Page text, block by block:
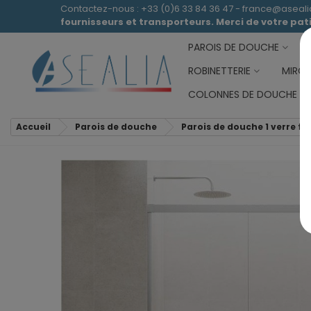
Contactez-nous : +33 (0)6 33 84 36 47 -
fournisseurs et transporteurs. Merci de votre
PAROIS DE DOUCHE
ROBINETTERIE
COLONNES DE DOUCHE
Accueil Parois de douche Parois de douche 1 verre